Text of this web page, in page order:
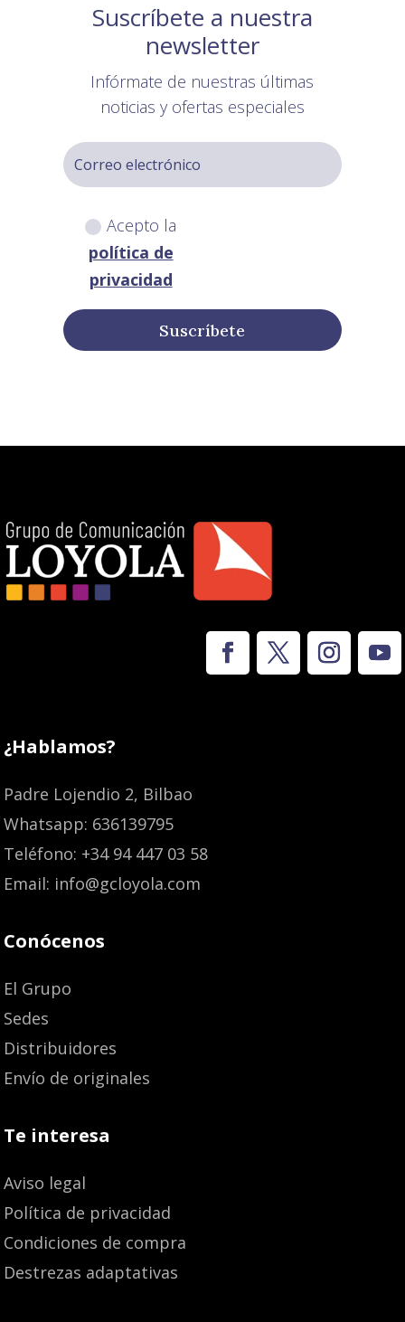
Suscríbete a nuestra
newsletter
Infórmate de nuestras últimas
noticias y ofertas especiales
Acepto la
política de
privacidad
Suscríbete
¿Hablamos?
Padre Lojendio 2, Bilbao
Whatsapp: 636139795
Teléfono: +34 94 447 03 58
Email: info@gcloyola.com
Conócenos
El Grupo
Sedes
Distribuidores
Envío de originales
Te interesa
Aviso legal
Política de privacidad
Condiciones de compra
Destrezas adaptativas